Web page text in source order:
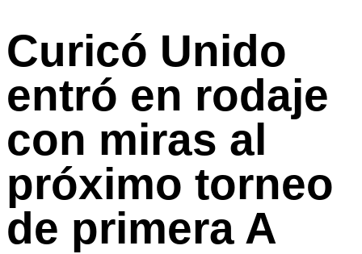
Curicó Unido
entró en rodaje
con miras al
próximo torneo
de primera A